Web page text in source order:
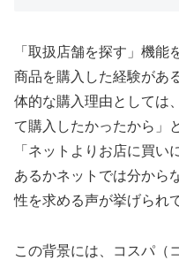
「取扱店舗を探す」機
商品を購入した経験があ
体的な購入理由としては
て購入したかったから」
「ネットよりお店に買
あるかネットでは分から
性を求める声が挙げられ
この背景には、コスパ（